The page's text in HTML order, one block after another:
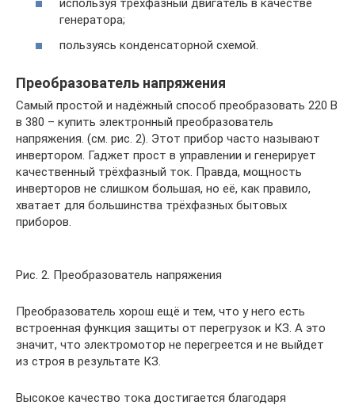
используя трёхфазный двигатель в качестве
генератора;
пользуясь конденсаторной схемой.
Преобразователь напряжения
Самый простой и надёжный способ преобразовать 220 В
в 380 – купить электронный преобразователь
напряжения. (см. рис. 2). Этот прибор часто называют
инвертором. Гаджет прост в управлении и генерирует
качественный трёхфазный ток. Правда, мощность
инверторов не слишком большая, но её, как правило,
хватает для большинства трёхфазных бытовых
приборов.
Рис. 2. Преобразователь напряжения
Преобразователь хорош ещё и тем, что у него есть
встроенная функция защиты от перегрузок и КЗ. А это
значит, что электромотор не перегреется и не выйдет
из строя в результате КЗ.
Высокое качество тока достигается благодаря